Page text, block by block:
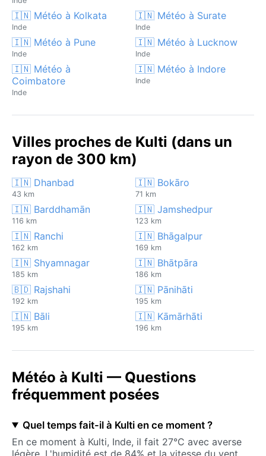
🇮🇳 Météo à Kolkata
Inde
🇮🇳 Météo à Surate
Inde
🇮🇳 Météo à Pune
Inde
🇮🇳 Météo à Lucknow
Inde
🇮🇳 Météo à
Coimbatore
Inde
🇮🇳 Météo à Indore
Inde
Villes proches de Kulti (dans un
rayon de 300 km)
🇮🇳 Dhanbad
43 km
🇮🇳 Bokāro
71 km
🇮🇳 Barddhamān
116 km
🇮🇳 Jamshedpur
123 km
🇮🇳 Ranchi
162 km
🇮🇳 Bhāgalpur
169 km
🇮🇳 Shyamnagar
185 km
🇮🇳 Bhātpāra
186 km
🇧🇩 Rajshahi
192 km
🇮🇳 Pānihāti
195 km
🇮🇳 Bāli
195 km
🇮🇳 Kāmārhāti
196 km
Météo à Kulti — Questions
fréquemment posées
Quel temps fait-il à Kulti en ce moment ?
En ce moment à Kulti, Inde, il fait 27°C avec averse
légère. L'humidité est de 84% et la vitesse du vent